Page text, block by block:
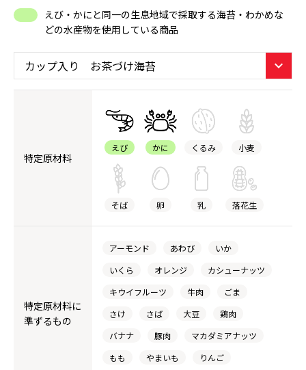
えび・かにと同一の生息地域で採取する海苔・わかめな
どの水産物を使用している商品
特定原材料
えび かに くるみ 小麦
そば 卵 乳 落花生
特定原材料に
準ずるもの
アーモンド あわび
いか
いくら
オレンジ
カシューナッツ
キウイフルーツ
牛肉
ごま
さけ
さば 大豆
鶏肉
バナナ
豚肉
マカダミアナッツ
もも
やまいも りんご